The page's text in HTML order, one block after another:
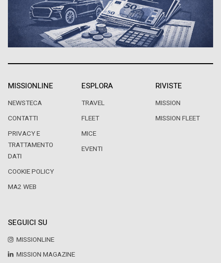
MISSIONLINE
NEWSTECA
CONTATTI
PRIVACY E
TRATTAMENTO
DATI
COOKIE POLICY
MA2 WEB
ESPLORA
TRAVEL
FLEET
MICE
EVENTI
RIVISTE
MISSION
MISSION FLEET
SEGUICI SU
MISSIONLINE
MISSION MAGAZINE